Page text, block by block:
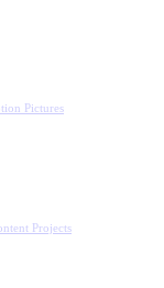
Pictures
Projects